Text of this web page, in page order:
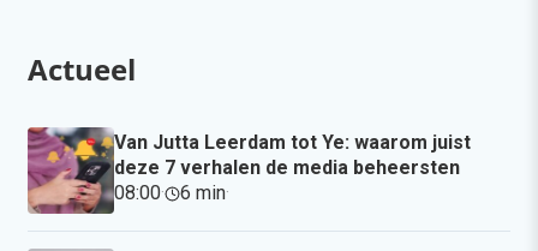
Actueel
Van Jutta Leerdam tot Ye: waarom juist
deze 7 verhalen de media beheersten
08:00· 6 min·